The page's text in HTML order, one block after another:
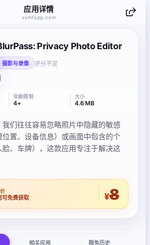
应用详情
xsmfapp.com
Privacy Photo Editor
摄影与录像 评分不足
年龄限制
4+
大小
4.6 MB
我们往往容易忽略照片中隐藏的敏感
置、设备信息）或画面中包含的个
脸、车牌），这款应用专注于解决这
可免费获取 ¥8
相关应用 限免历史